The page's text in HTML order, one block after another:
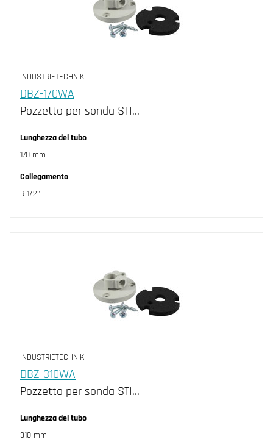
INDUSTRIETECHNIK
DBZ-170WA
Pozzetto per sonda STI…
Lunghezza del tubo
170 mm
Collegamento
R 1/2"
INDUSTRIETECHNIK
DBZ-310WA
Pozzetto per sonda STI…
Lunghezza del tubo
310 mm